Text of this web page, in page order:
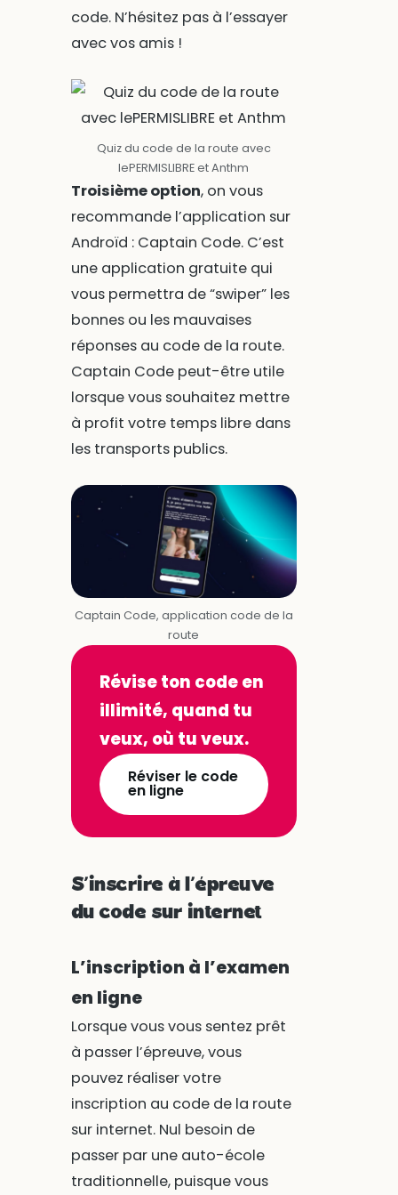
code. N’hésitez pas à l’essayer
avec vos amis !
Quiz du code de la route avec
lePERMISLIBRE et Anthm
Troisième option, on vous
recommande l’application sur
Androïd : Captain Code. C’est
une application gratuite qui
vous permettra de “swiper” les
bonnes ou les mauvaises
réponses au code de la route.
Captain Code peut-être utile
lorsque vous souhaitez mettre
à profit votre temps libre dans
les transports publics.
Captain Code, application code de la
route
Révise ton code en
illimité, quand tu
veux, où tu veux.
Réviser le code
en ligne
S’inscrire à l’épreuve
du code sur internet
L’inscription à l’examen
en ligne
Lorsque vous vous sentez prêt
à passer l’épreuve, vous
pouvez réaliser votre
inscription au code de la route
sur internet. Nul besoin de
passer par une auto-école
traditionnelle, puisque vous